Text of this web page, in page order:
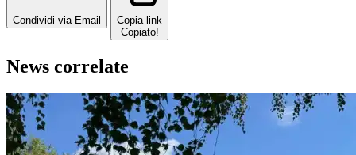
Condividi via Email
Copia link
Copiato!
News correlate